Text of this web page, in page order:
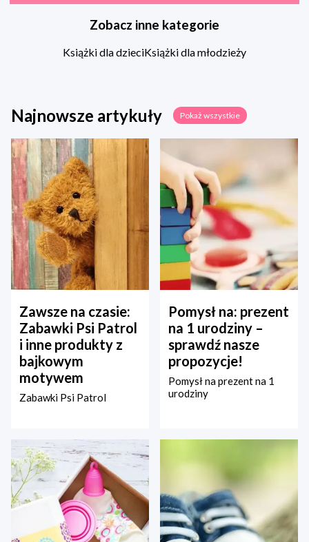
Zobacz inne kategorie
Książki dla dzieciKsiążki dla młodzieży
Najnowsze artykuły Pokaż wszystkie
Zawsze na czasie:
Zabawki Psi Patrol
i inne produkty z
bajkowym
motywem
Zabawki Psi Patrol
Pomysł na: prezent
na 1 urodziny –
sprawdź nasze
propozycje!
Pomysł na prezent na 1
urodziny